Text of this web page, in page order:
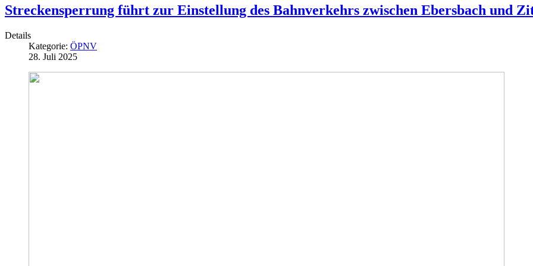
Streckensperrung führt zur Einstellung des Bahnverkehrs zwischen Ebersbach und
Details
Kategorie: ÖPNV
28. Juli 2025